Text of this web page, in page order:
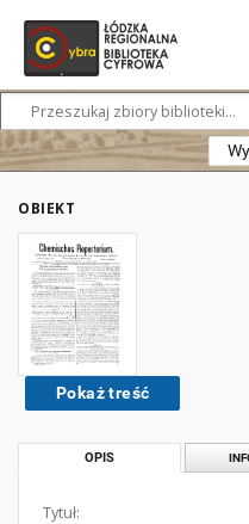
OBIEKT
Pokaż treść
OPIS
Tytuł: